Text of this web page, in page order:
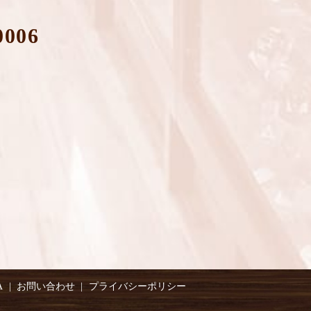
お問い合わせ プライバシーポリシー